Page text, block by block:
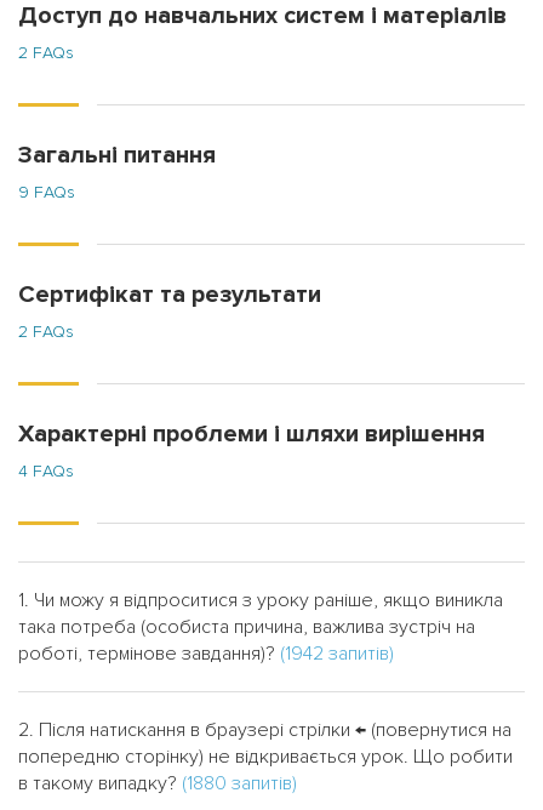
Доступ до навчальних систем і матеріалів
2 FAQs
Загальні питання
9 FAQs
Сертифікат та результати
2 FAQs
Характерні проблеми і шляхи вирішення
4 FAQs
1. Чи можу я відпроситися з уроку раніше, якщо виникла
така потреба (особиста причина, важлива зустріч на
роботі, термінове завдання)? (1942 запитів)
2. Після натискання в браузері стрілки ← (повернутися на
попередню сторінку) не відкривається урок. Що робити
в такому випадку? (1880 запитів)